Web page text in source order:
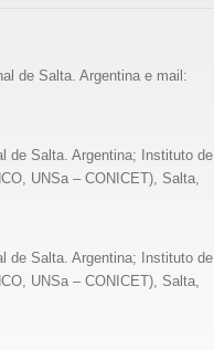
de Salta. Argentina e mail:
de Salta. Argentina; Instituto de
UNSa – CONICET), Salta,
de Salta. Argentina; Instituto de
UNSa – CONICET), Salta,